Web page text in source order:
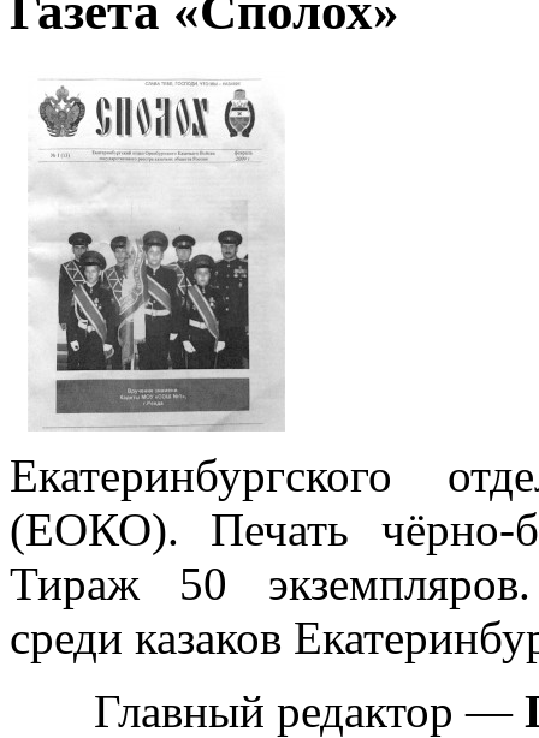
Екатеринбургского
(ЕОКО). Печать чёрно-
Тираж 50 экземпляров.
среди казаков
Главный редактор —